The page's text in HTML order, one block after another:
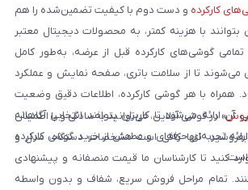
کارکرده و دست دوم با کیفیت تضمین‌شده را هم
بتوانند با هزینه کمتر، به محصولات دیجیتال معتبر
گوشی‌های کارکرده قبل از عرضه، به‌طور کامل
تا از سلامت باتری، صفحه نمایش و عملکرد
همراه با هر گوشی کارکرده، اطلاعات دقیق وضعیت
ارائه می‌شود تا کاربران بتوانند انتخابی آگاهانه
تجربه‌ای حرفه‌ای و مطمئن از خرید گوشی کارکرده
است.
» در گوشی آنلاین، می‌توانید به‌سادگی و با اطمینان
تنها کافی است مشخصات دستگاه، مدل و
کنید تا کارشناسان ما قیمت منصفانه و پیشنهادی
کنند. تمام مراحل فروش سریع، شفاف و بدون واسطه